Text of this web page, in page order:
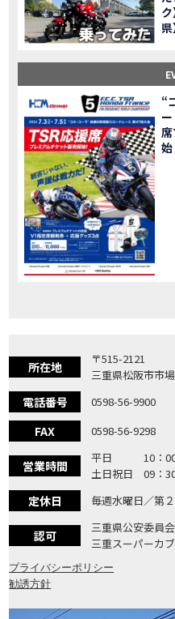
NEW BIKE 「X-ADV」大型クロスオー
NEW BIKE 「CB1000R」のヘッドライト等
NEW BIKE 「NC750X」大型スポー
NEW BIKE 「CB1300 SUPER FOUR」「CB1300 SUPER BOL D’OR」
NEW BIKE 大型クルーザーモ
NEW BIKE よりスポーティーな
NEW BIKE Neo Sports Caféシリー
NEW BIKE フルモデルチェンジした
NEWS 国内販売を予定するグローバル
NEW BIKE 「CRF250L」「
県
“
始
所在地
〒515-2121
三重県松阪市市
電話番号 0598-56-9900
FAX 0598-56-9298
営業時間
平日 10：00
土日祝日 09：
定休日 毎週水曜日／第
認可
三重県公安委員
三重スーパーカ
プライバシーポリシー
勧誘方針